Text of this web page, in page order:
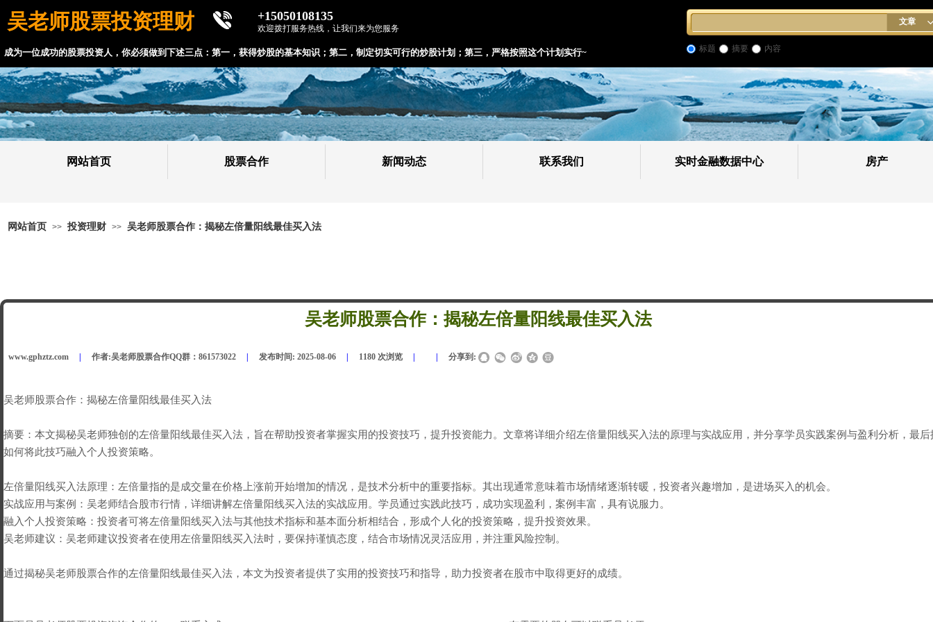
+15050108135
欢迎拨打服务热线，让我们来为您服务
吴老师股票投资理财 文章
标题 摘要 内容
成为一位成功的股票投资人，你必须做到下述三点： 第一，获得炒股的基本知识； 第二，制定切实可行的炒股计划； 第三，严格按照这个计划实行~
网站首页 股票合作 新闻动态 联系我们 实时金融数据中心 房产
网站首页 >> 投资理财 >> 吴老师股票合作：揭秘左倍量阳线最佳买入法
吴老师股票合作：揭秘左倍量阳线最佳买入法
www.gphztz.com 作者:吴老师股票合作QQ群：861573022 发布时间: 2025-08-06 1180 次浏览 分享到:
吴老师股票合作：揭秘左倍量阳线最佳买入法
摘要：本文揭秘吴老师独创的左倍量阳线最佳买入法，旨在帮助投资者掌握实用的投资技巧，提升投资能力。文章将详细介绍左倍量阳线买入法的原理与实战应用，并分享学员实践案例与盈利分析，最后
如何将此技巧融入个人投资策略。
左倍量阳线买入法原理：左倍量指的是成交量在价格上涨前开始增加的情况，是技术分析中的重要指标。其出现通常意味着市场情绪逐渐转暖，投资者兴趣增加，是进场买入的机会。
实战应用与案例：吴老师结合股市行情，详细讲解左倍量阳线买入法的实战应用。学员通过实践此技巧，成功实现盈利，案例丰富，具有说服力。
融入个人投资策略：投资者可将左倍量阳线买入法与其他技术指标和基本面分析相结合，形成个人化的投资策略，提升投资效果。
吴老师建议：吴老师建议投资者在使用左倍量阳线买入法时，要保持谨慎态度，结合市场情况灵活应用，并注重风险控制。
通过揭秘吴老师股票合作的左倍量阳线最佳买入法，本文为投资者提供了实用的投资技巧和指导，助力投资者在股市中取得更好的成绩。